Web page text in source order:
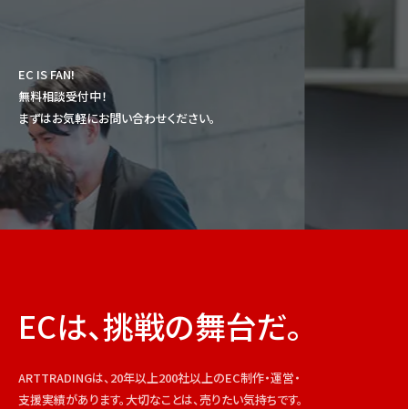
EC IS FAN!
無料相談受付中！
まずはお気軽にお問い合わせください。
ECは、挑戦の舞台だ。
ARTTRADINGは、20年以上200社以上のEC制作・運営・
支援実績があります。大切なことは、売りたい気持ちです。